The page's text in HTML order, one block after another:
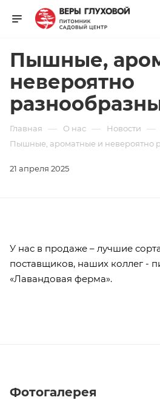
Пышные,
невероятно
Главная — О нас — Новости —
Пышные, ароматные и невероятно
21 апреля 2025
У нас в продаже – лучшие
поставщиков, наших коллег -
«Лавандовая ферма».
Фотогалерея